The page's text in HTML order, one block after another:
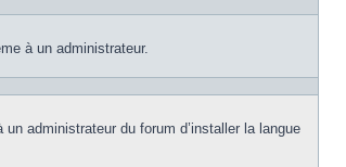
à un administrateur.
administrateur du forum d’installer la langue